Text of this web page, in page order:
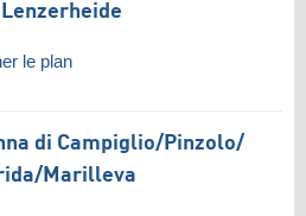
le plan
di Campiglio/​Pinzolo/​
​Marilleva